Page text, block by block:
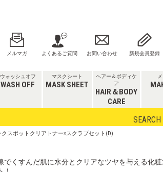
メルマガ よくあるご質問 お問い合わせ 新規会員登録
ウォッシュオフ
WASH OFF
マスクシート
MASK SHEET
ヘアー＆ボディケ
ア
HAIR＆BODY
CARE
SEARCH
スポットクリアトナー×スクラブセット(D)
でくすんだ肌に水分とクリアなツヤを与える化